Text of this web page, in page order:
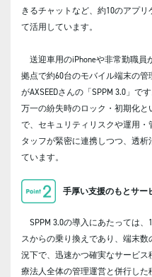
きるチャットなど、約10のアプ
て活用しています。
送迎車用のiPhoneや非常勤職員
拠点で約60台のモバイル端末の
がAXSEEDさんの「SPPM 3.0」で
万一の紛失時のロック・初期化と
で、セキュリティリスクや運用
タッフが緊密に連携しつつ、透
ています。
手厚い支援のもとサー
SPPM 3.0の導入にあたっては、
スからの乗り換えであり、端末
況下で、迅速かつ確実なサービ
療法人全体の管理運営と併行した